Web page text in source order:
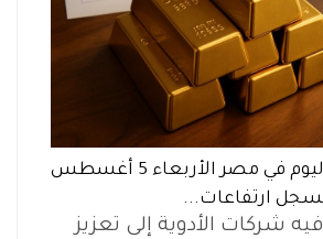
أسعار الذهب اليوم في مصر الأربعاء 5 أغسطس
شركات الأدوية إلى تعزيز